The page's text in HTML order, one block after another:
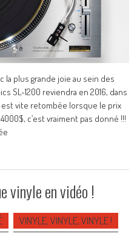
la plus grande joie au sein des
SL-1200 reviendra en 2016, dans
est vite retombée lorsque le prix
c’est vraiment pas donné !!!
vinyle en vidéo !
VINYLE, VINYLE, VINYLE !